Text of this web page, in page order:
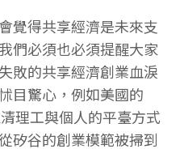
覺得共享經濟是未來支
們必須也必須提醒大家
敗的共享經濟創業血淚
目驚心，例如美國的
理工與個人的平臺方式
矽谷的創業模範被掃到